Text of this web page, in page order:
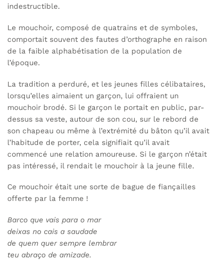
indestructible.
Le mouchoir, composé de quatrains et de symboles,
comportait souvent des fautes d’orthographe en raison
de la faible alphabétisation de la population de
l’époque.
La tradition a perduré, et les jeunes filles célibataires,
lorsqu’elles aimaient un garçon, lui offraient un
mouchoir brodé. Si le garçon le portait en public, par-
dessus sa veste, autour de son cou, sur le rebord de
son chapeau ou même à l’extrémité du bâton qu’il avait
l’habitude de porter, cela signifiait qu’il avait
commencé une relation amoureuse. Si le garçon n’était
pas intéressé, il rendait le mouchoir à la jeune fille.
Ce mouchoir était une sorte de bague de fiançailles
offerte par la femme !
Barco que vais para o mar
deixas no cais a saudade
de quem quer sempre lembrar
teu abraço de amizade.